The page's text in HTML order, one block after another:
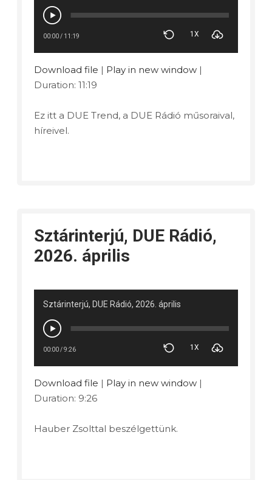
00:00/ 11:19 1X
Download file | Play in new window |
Duration: 11:19
Ez itt a DUE Trend, a DUE Rádió műsoraival,
híreivel.
Sztárinterjú, DUE Rádió,
2026. április
Sztárinterjú, DUE Rádió, 2026. április
00:00/9:26 1X
Download file | Play in new window |
Duration: 9:26
Hauber Zsolttal beszélgettünk.